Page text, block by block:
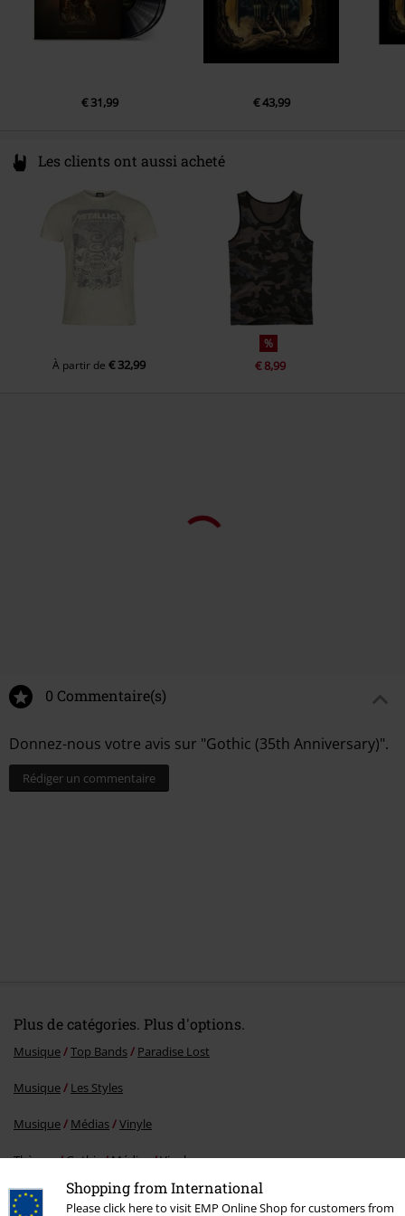
Shopping from International
Please click here to visit EMP Online Shop for customers from
10.
Desolate
€ 31,99 € 43,99
Les clients ont aussi acheté
À partir de€ 32,99
%
€ 8,99
0 Commentaire(s)
Donnez-nous votre avis sur "Gothic (35th Anniversary)".
Rédiger un commentaire
Plus de catégories. Plus d'options.
Musique Top Bands Paradise Lost
Musique Les Styles
Musique Médias Vinyle
Thèmes Gothic Médias Vinyle
Promos % Médias Vinyl